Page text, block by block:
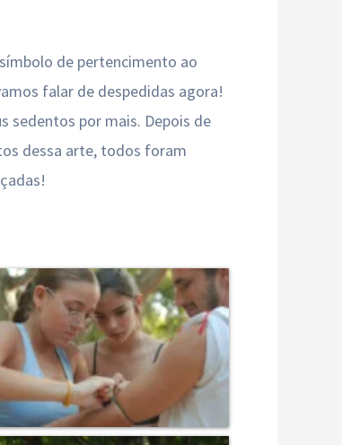
de pertencimento ao
falar de despedidas agora!
sedentos por mais. Depois de
dessa arte, todos foram